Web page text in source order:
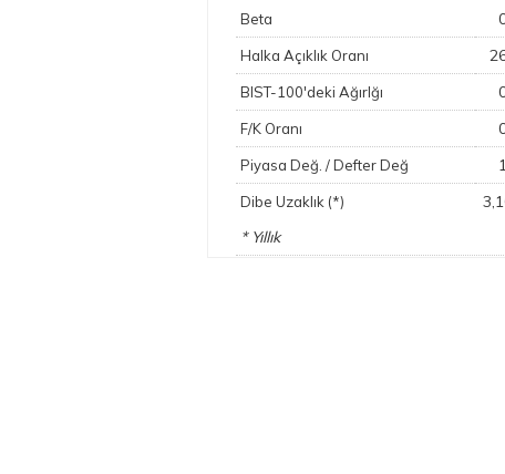
Beta
Halka Açıklık Oranı
BIST-100'deki Ağırlğı
F/K Oranı
Piyasa Değ. / Defter Değ
Dibe Uzaklık (*)
* Yıllık